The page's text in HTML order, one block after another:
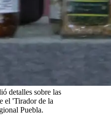
detalles sobre las
el 'Tirador de la
Puebla.